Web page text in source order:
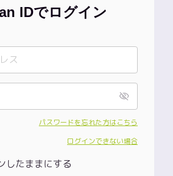
IDでログイン
パスワードを忘れた方はこちら
ログインできない場合
したままにする